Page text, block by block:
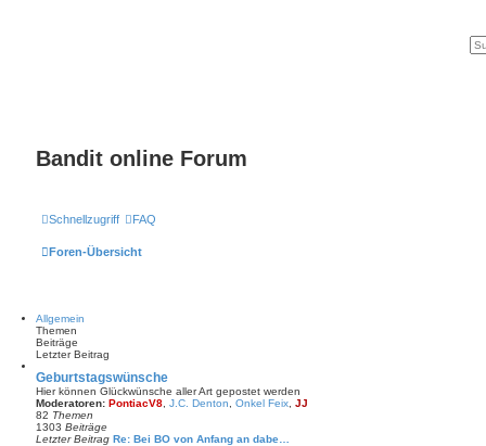
Bandit online Forum
Schnellzugriff FAQ
Foren-Übersicht
Allgemein
Themen
Beiträge
Letzter Beitrag
Geburtstagswünsche
Hier können Glückwünsche aller Art gepostet werden
Moderatoren: PontiacV8 J.C. Denton Onkel Feix JJ
82 Themen
1303 Beiträge
Letzter Beitrag Re: Bei BO von Anfang an dabe…